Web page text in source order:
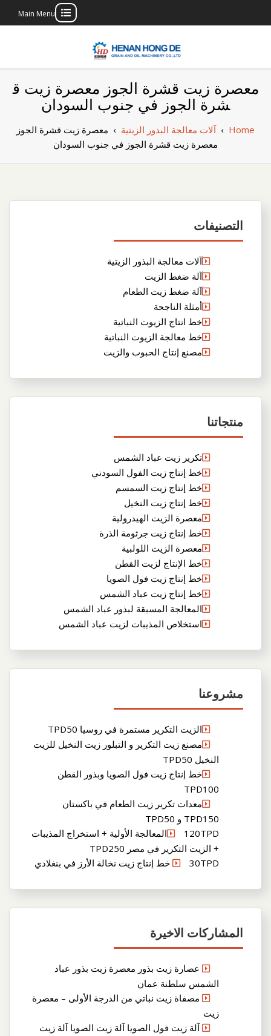
Main Menu
بناء مصنع إنتاج
الزيوت النباتية
الخاص بك
معصرة زيت قشرة الجوز معصرة زيت ق
شرة الجوز في جنوب السودان
Home
›آلات معالجة البذور الزيتية › معصرة زيت قشرة الجوز
معصرة زيت قشرة الجوز في جنوب السودان
التصنيفات
آلات معالجة البذور الزيتية
آلة ضغط الزيت
آلة ضغط زيت الطعام
أمثلة الناجحة
خط انتاج الزيوت النباتية
خط معالجة الزيوت النباتية
مصنع إنتاج الحبوب والزيت
منتجاتنا
تكرير زيت عباد الشمس
خط إنتاج زيت الفول السودني
خط إنتاج زيت السمسم
خط إنتاج زيت النخيل
معصرة الزيت الهيدرولية
خط إنتاج زيت جرثومة الذرة
معصرة الزيت اللولبية
خط الإنتاج لزيت القطن
خط إنتاج زيت فول الصويا
خط إنتاج زيت عباد الشمس
المعالجة المسبقة لبذور عباد الشمس
استخلاص المذيبات لزيت عباد الشمس
مشروعنا
الزيت التكرير مستمرة في روسيا TPD50
مصنع زيت التكرير و التبلور زيت النخيل للزيت
النخيل TPD50
خط إنتاج زيت فول الصويا وبذور القطن
TPD100
معدات تكرير زيت الطعام في باكستان
TPD150 و TPD50
120TPDالمعالجة الأولية + استخراج المذيبات
+ الزيت التكرير في مصر TPD250
30TPD خط إنتاج زيت نخالة الأرز في بنغلادي
المشاركات الاخيرة
عصارة زيت بذور معصرة زيت بذور عباد
الشمس سلطنة عمان
مصفاة زيت نباتي من الدرجة الأولى – معصرة
زيت
آلة زيت فول الصويا آلة زيت الصويا آلة زيت